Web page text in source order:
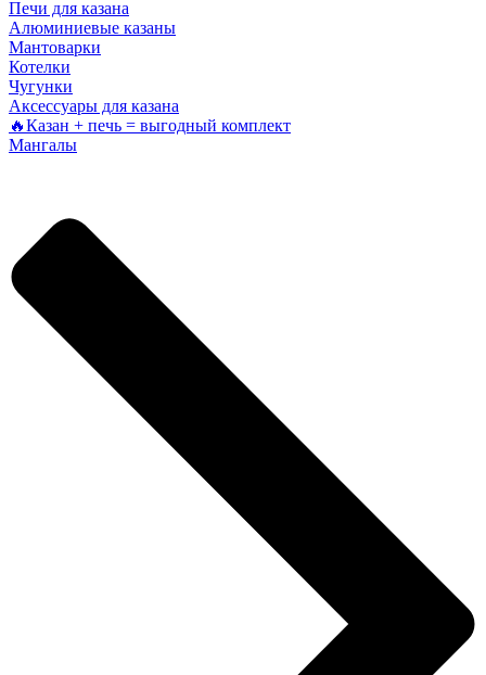
Печи для казана
Алюминиевые казаны
Мантоварки
Котелки
Чугунки
Аксессуары для казана
🔥Казан + печь = выгодный комплект
Мангалы